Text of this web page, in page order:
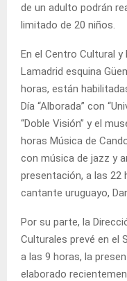
de un adulto podrán
limitado de 20 niños.
En el Centro Cultural y
Lamadrid esquina
horas, están
Día “Alborada” con
“Doble Visión” y el
horas Música de
con música de jazz y
presentación, a las 22
cantante uruguayo,
Por su parte, la
Culturales prevé en el
a las 9 horas, la
elaborado